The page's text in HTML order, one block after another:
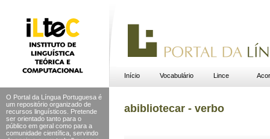
Início Vocabulário Lince
O Portal da Língua Portuguesa é
um repositório organizado de
recursos linguísticos. Pretende
ser orientado tanto para o
público em geral como para a
comunidade científica, servindo
abibliotecar - verbo